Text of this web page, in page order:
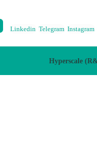
Linkedin Telegram Instagram